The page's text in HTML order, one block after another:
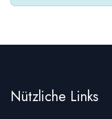
Nützliche Links